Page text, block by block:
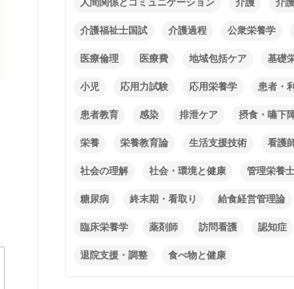
人間関係とコミュニケーション 介護 介
介護福祉士国試 介護過程 公衆栄養学
医療倫理 医療費 地域包括ケア 基礎
小児 応用力試験 応用栄養学 患者・
患者教育 感染 排泄ケア 摂食・嚥下
栄養 栄養教育論 生活支援技術 看護
社会の理解 社会・環境と健康 管理栄養
糖尿病 終末期・看取り 給食経営管理論
臨床栄養学 薬剤師 訪問看護 認知症
退院支援・調整 食べ物と健康